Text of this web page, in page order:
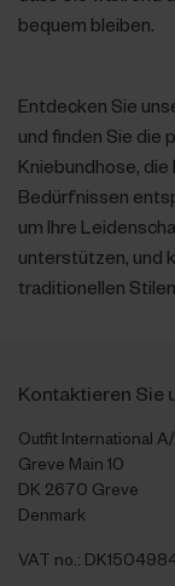
bequem bleiben.
Entdecken Sie
und finden Sie
Kniebundhose,
Bedürfnissen
um Ihre
unterstützen, und
traditionellen
Kontaktieren Sie
Outfit International
Greve Main 10
DK 2670 Greve
Denmark
VAT no.: